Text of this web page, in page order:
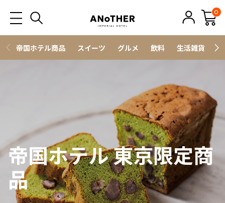
0
帝国ホテル商品 スイーツ グルメ 飲料 生活雑貨
帝国ホテル 東京限定商
品